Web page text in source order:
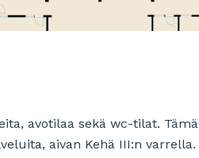
avotilaa sekä wc-tilat. Tämä
aivan Kehä III:n varrella.